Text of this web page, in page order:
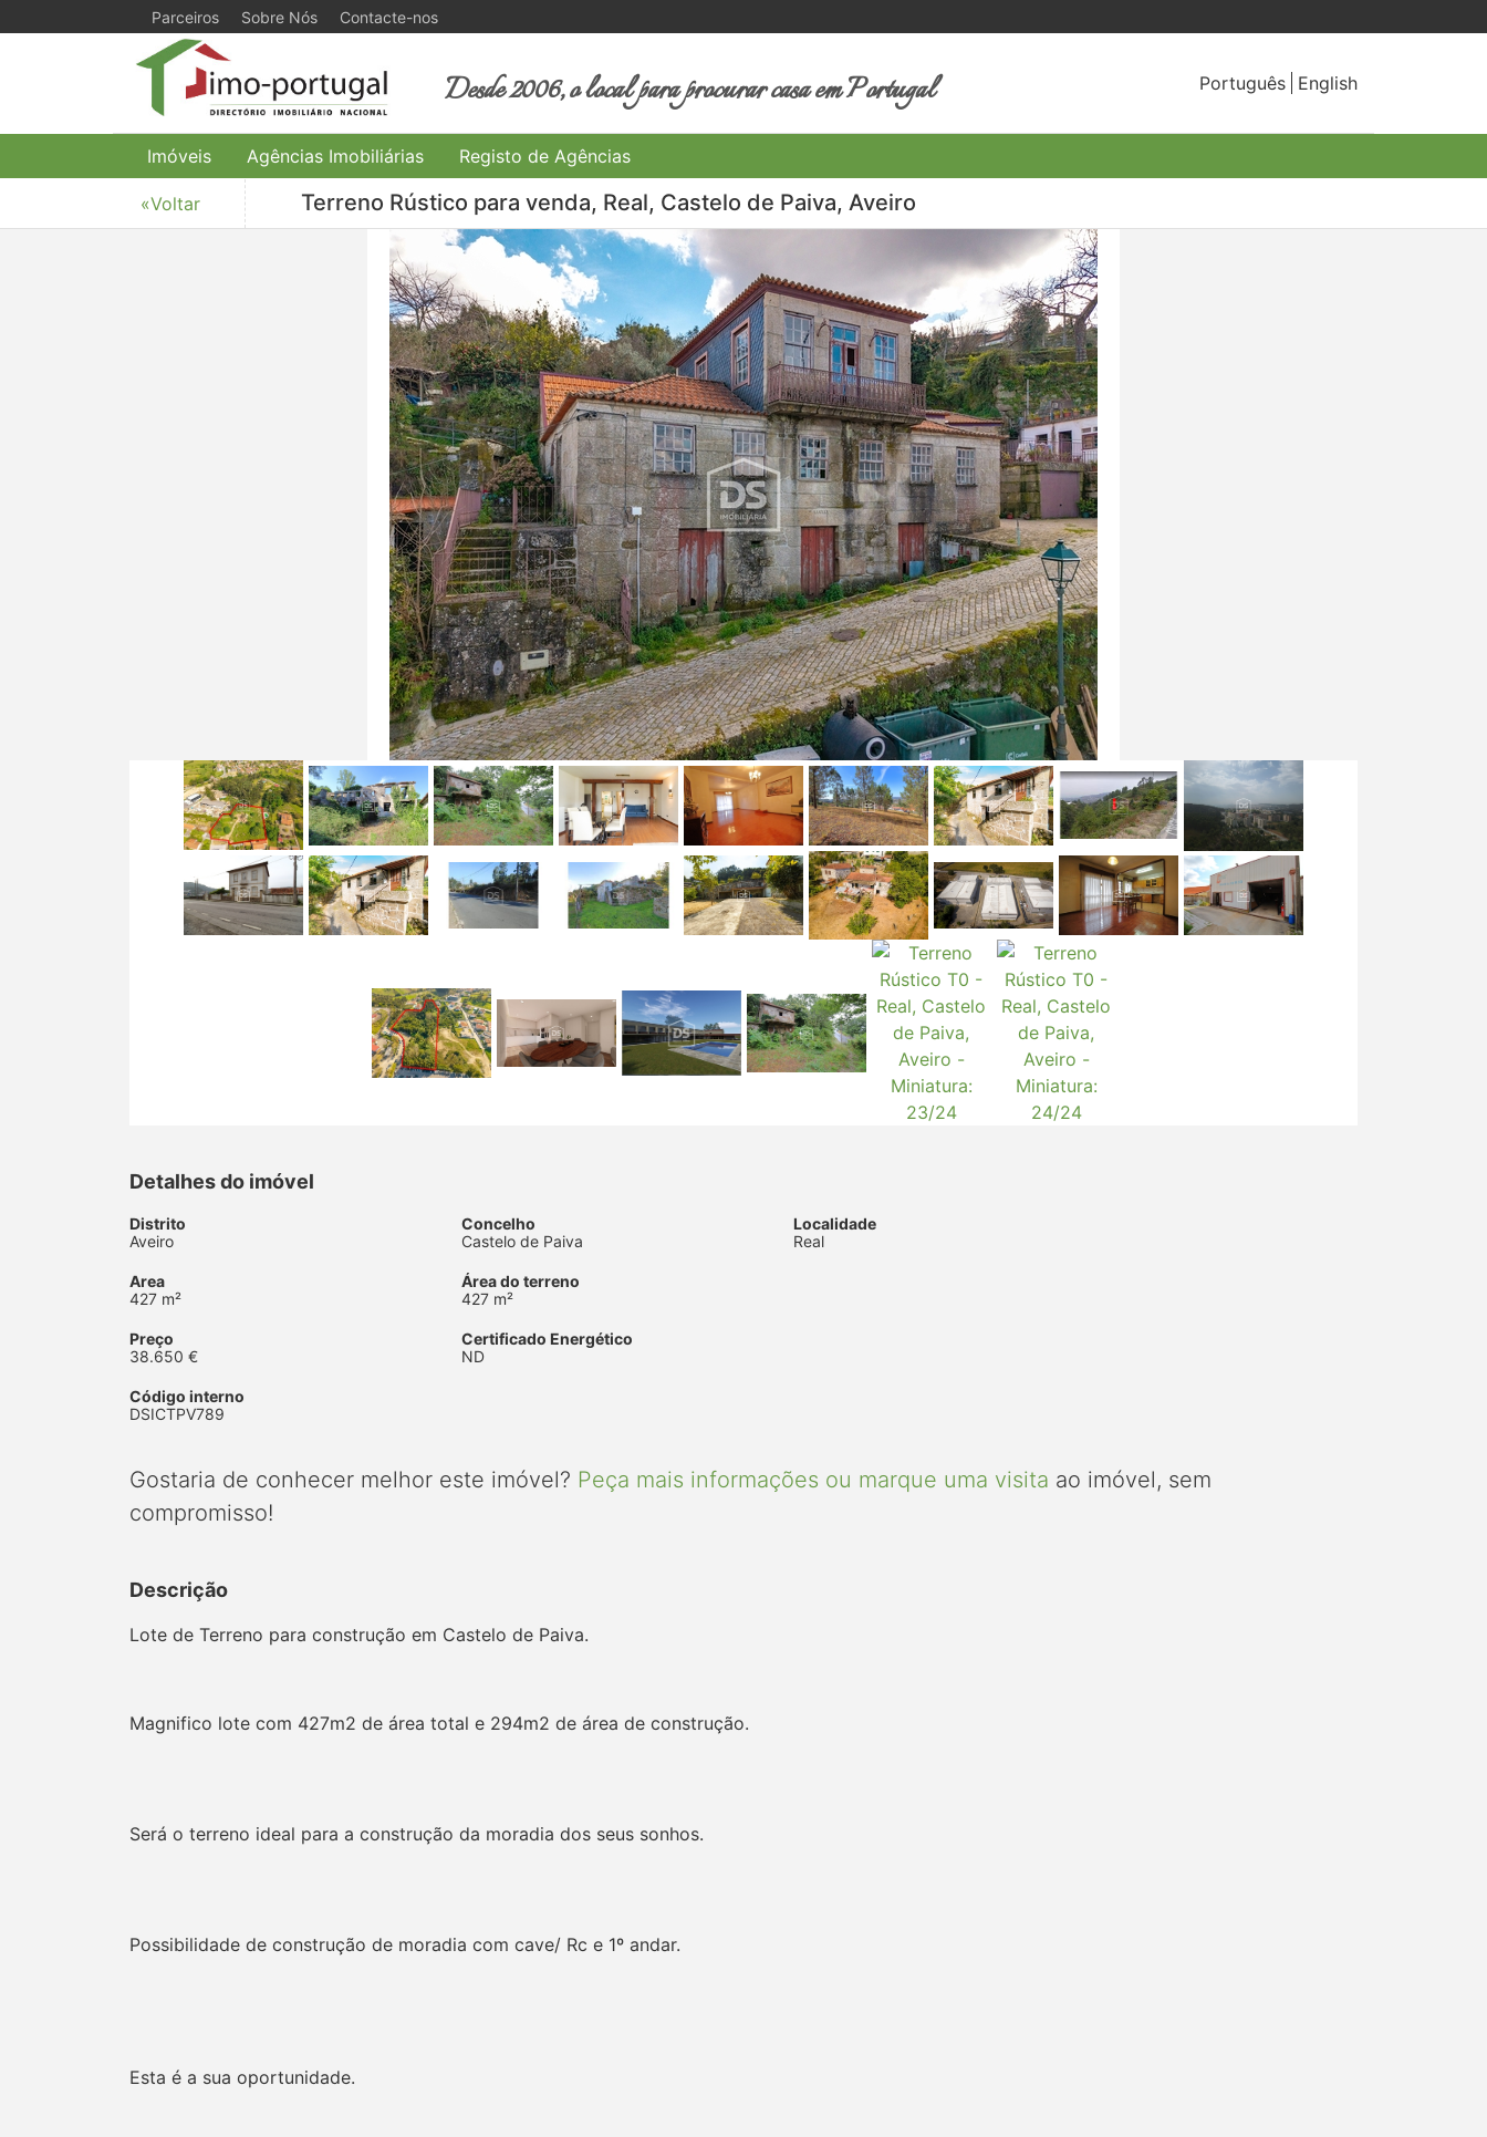
Parceiros Sobre Nós Contacte-nos
Desde 2006, o local para procurar casa em Portugal Português English
Imóveis Agências Imobiliárias Registo de Agências
«Voltar Terreno Rústico para venda, Real, Castelo de Paiva, Aveiro
Detalhes do imóvel
Distrito
Aveiro
Concelho
Castelo de Paiva
Localidade
Real
Area
427 m²
Área do terreno
427 m²
Preço
38.650 €
Certificado Energético
ND
Código interno
DSICTPV789
Gostaria de conhecer melhor este imóvel? Peça mais informações ou marque uma visita ao imóvel, sem
compromisso!
Descrição
Lote de Terreno para construção em Castelo de Paiva.
Magnifico lote com 427m2 de área total e 294m2 de área de construção.
Será o terreno ideal para a construção da moradia dos seus sonhos.
Possibilidade de construção de moradia com cave/ Rc e 1º andar.
Esta é a sua oportunidade.